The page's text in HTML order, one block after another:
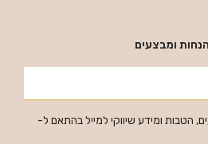
ומבצעים
הטבות ומידע שיווקי למייל בהתאם ל-